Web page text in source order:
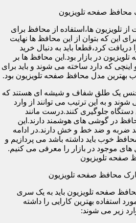
محافظ صفحه تلویزیون
تلویزیون ها،استفاده از محافظ برای
این که بتوان از این محافظ ها نهایت
دریافت کرد،قطعا باید به دنبال خرید
در بازار بود.این محافظ ها بر
که دارد ساخته می شوند و باید برای
بهترین مدل محافظ صفحه تلویزیون بود.
جنس یک طلق شفاف و شیشه ای هستند که
و به این ترتیب می توانند از وارد
جلوگیری کنند.درست مانند
در گوشی های هوشمند دارند.این
و ضد خط و خش دارند.در ادامه
خوب باید داشته باشد می پردازیم و
موجود در بازار را معرفی می کنیم.
صفحه تلویزیون
محافظ صفحه تلویزیون
صفحه تلویزیون باید به یک سری
استفاده بهترین کارایی را داشته
زیر می شوند: